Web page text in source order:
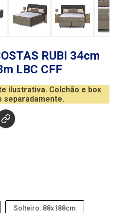
RUBI 34cm
LBC CFF
ilustrativa. Colchão e box
separadamente.
Solteiro: 88x188cm